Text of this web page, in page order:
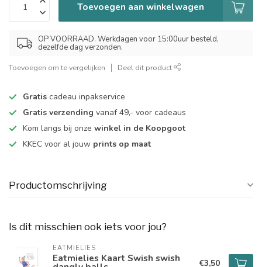
Toevoegen aan winkelwagen
OP VOORRAAD. Werkdagen voor 15:00uur besteld,
dezelfde dag verzonden.
Toevoegen om te vergelijken Deel dit product
Gratis cadeau inpakservice
Gratis verzending vanaf 49,- voor cadeaus
Kom langs bij onze winkel in de Koopgoot
KKEC voor al jouw prints op maat
Productomschrijving
Is dit misschien ook iets voor jou?
EATMIELIES
Eatmielies Kaart Swish swish €3,50